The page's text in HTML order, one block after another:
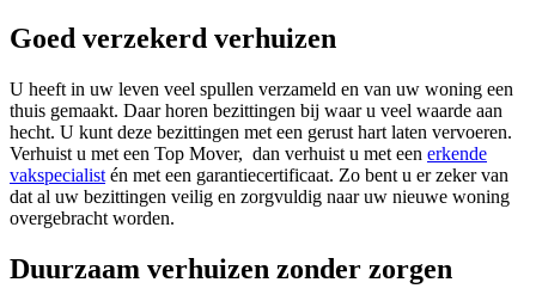
Goed verzekerd verhuizen
U heeft in uw leven veel spullen verzameld en van uw woning een
thuis gemaakt. Daar horen bezittingen bij waar u veel waarde aan
hecht. U kunt deze bezittingen met een gerust hart laten vervoeren.
Verhuist u met een Top Mover, dan verhuist u met een erkende
vakspecialist én met een garantiecertificaat. Zo bent u er zeker van
dat al uw bezittingen veilig en zorgvuldig naar uw nieuwe woning
overgebracht worden.
Duurzaam verhuizen zonder zorgen